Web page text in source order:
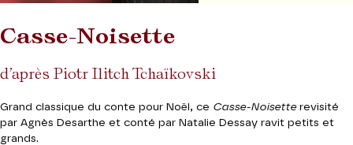
Casse-Noisette
d’après Piotr Ilitch Tchaïkovski
Grand classique du conte pour Noël, ce Casse-Noisette revisité
par Agnès Desarthe et conté par Natalie Dessay ravit petits et
grands.